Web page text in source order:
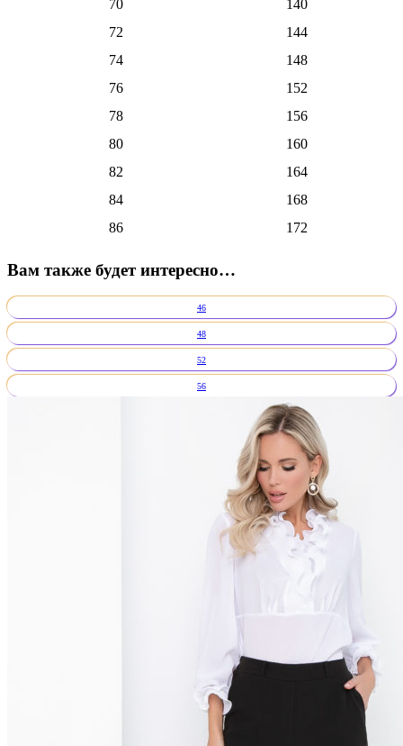
70
140
72
144
74
148
76
152
78
156
80
160
82
164
84
168
86
172
Вам также будет интересно…
46
48
52
56